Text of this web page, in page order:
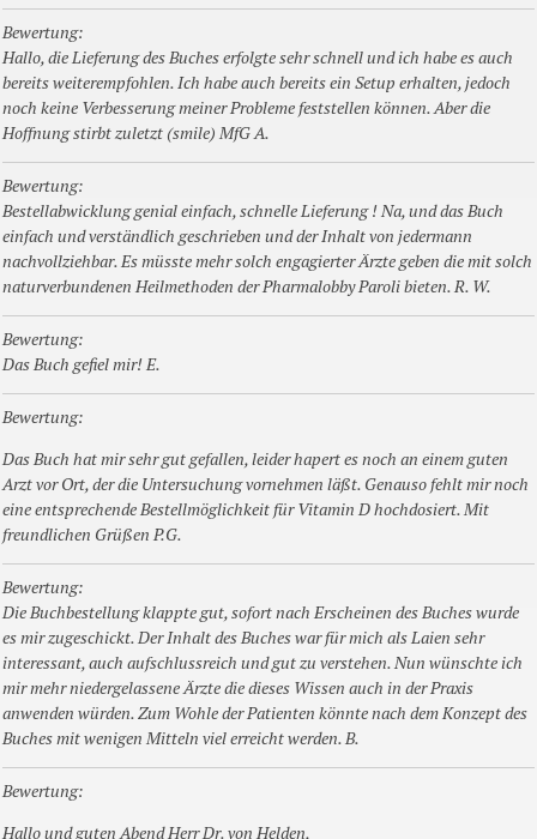
Bewertung:
Hallo, die Lieferung des Buches erfolgte sehr schnell und ich habe es auch
bereits weiterempfohlen. Ich habe auch bereits ein Setup erhalten, jedoch
noch keine Verbesserung meiner Probleme feststellen können. Aber die
Hoffnung stirbt zuletzt (smile) MfG A.
Bewertung:
Bestellabwicklung genial einfach, schnelle Lieferung ! Na, und das Buch
einfach und verständlich geschrieben und der Inhalt von jedermann
nachvollziehbar. Es müsste mehr solch engagierter Ärzte geben die mit solch
naturverbundenen Heilmethoden der Pharmalobby Paroli bieten. R. W.
Bewertung:
Das Buch gefiel mir! E.
Bewertung:
Das Buch hat mir sehr gut gefallen, leider hapert es noch an einem guten
Arzt vor Ort, der die Untersuchung vornehmen läßt. Genauso fehlt mir noch
eine entsprechende Bestellmöglichkeit für Vitamin D hochdosiert. Mit
freundlichen Grüßen P.G.
Bewertung:
Die Buchbestellung klappte gut, sofort nach Erscheinen des Buches wurde
es mir zugeschickt. Der Inhalt des Buches war für mich als Laien sehr
interessant, auch aufschlussreich und gut zu verstehen. Nun wünschte ich
mir mehr niedergelassene Ärzte die dieses Wissen auch in der Praxis
anwenden würden. Zum Wohle der Patienten könnte nach dem Konzept des
Buches mit wenigen Mitteln viel erreicht werden. B.
Bewertung:
Hallo und guten Abend Herr Dr. von Helden,